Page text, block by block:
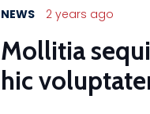
NEWS 2 years ago
Mollitia
hic